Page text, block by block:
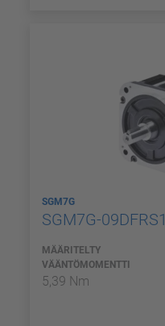
SGM7G
SGM7G-09DFRS1
MÄÄRITELTY
VÄÄNTÖMOMENTTI
5,39 Nm